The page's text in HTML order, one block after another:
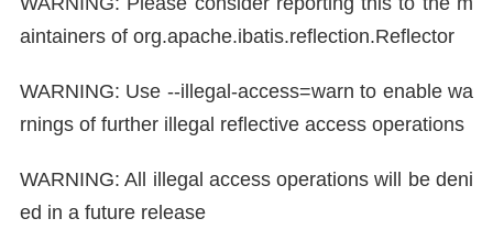
aintainers of org.apache.ibatis.reflection.Reflector
WARNING: Use --illegal-access=warn to enable wa
rnings of further illegal reflective access operations
WARNING: All illegal access operations will be deni
ed in a future release